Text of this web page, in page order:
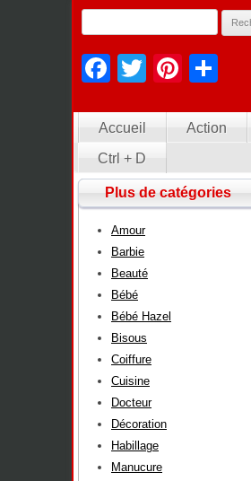
Facebook
Twitter
Accueil Action
Ctrl + D
Plus de catégories
Amour
Barbie
Beauté
Bébé
Bébé Hazel
Bisous
Coiffure
Cuisine
Docteur
Décoration
Habillage
Manucure